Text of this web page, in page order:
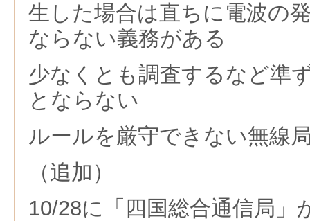
生した場合は直ちに電波の
ならない義務がある
少なくとも調査するなど準
とならない
ルールを厳守できない無線
（追加）
10/28に「四国総合通信局」